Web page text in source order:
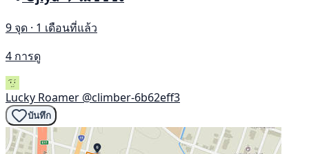
9 จุด · 1 เดือนที่แล้ว
4 การดู
Lucky Roamer @climber-6b62eff3
บันทึก